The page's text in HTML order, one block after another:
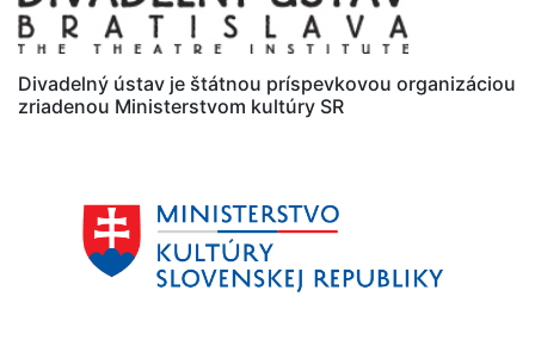
Divadelný ústav je štátnou príspevkovou organizáciou
zriadenou Ministerstvom kultúry SR